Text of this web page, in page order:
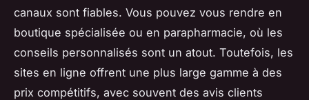
canaux sont fiables. Vous pouvez vous rendre en
boutique spécialisée ou en parapharmacie, où les
conseils personnalisés sont un atout. Toutefois, les
sites en ligne offrent une plus large gamme à des
prix compétitifs, avec souvent des avis clients